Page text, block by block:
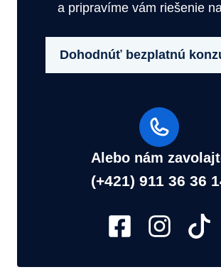
a pripravíme vám riešenie
Dohodnúť bezplatnú
Alebo nám
(+421) 911 36 36